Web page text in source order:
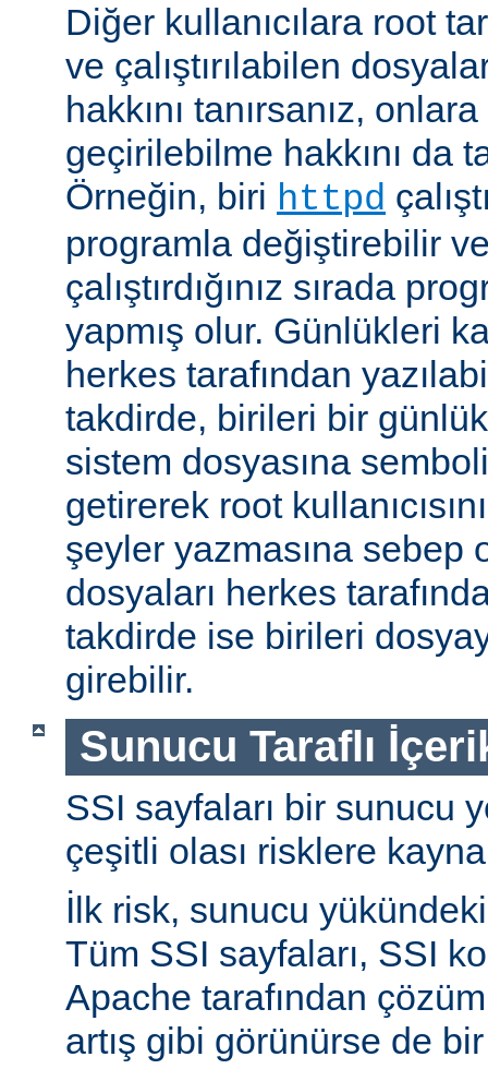
Diğer kullanıcılara root
ve çalıştırılabilen
hakkını tanırsanız,
geçirilebilme hakkını da
Örneğin, biri httpd
programla değiştirebilir
çalıştırdığınız sırada
yapmış olur. Günlükleri
herkes tarafından
takdirde, birileri bir günlük
sistem dosyasına
getirerek root
şeyler yazmasına sebep
dosyaları herkes
takdirde ise birileri
girebilir.
Sunucu Taraflı
SSI sayfaları bir sunucu
çeşitli olası risklere
İlk risk, sunucu yükündeki
Tüm SSI sayfaları, SSI
Apache tarafından
artış gibi görünürse de